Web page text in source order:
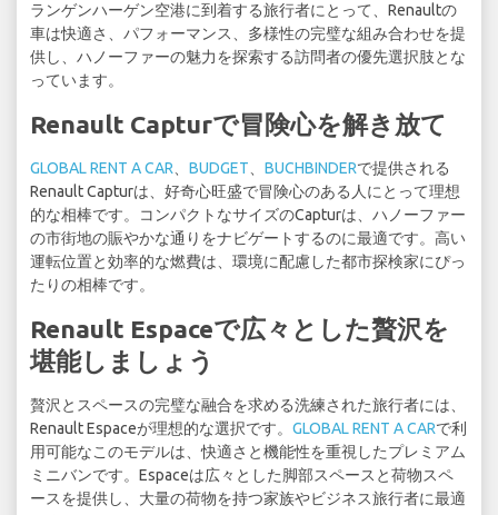
ランゲンハーゲン空港に到着する旅行者にとって、Renaultの
車は快適さ、パフォーマンス、多様性の完璧な組み合わせを提
供し、ハノーファーの魅力を探索する訪問者の優先選択肢とな
っています。
Renault Capturで冒険心を解き放て
GLOBAL RENT A CAR BUDGET BUCHBINDERで提供される
Renault Capturは、好奇心旺盛で冒険心のある人にとって理想
的な相棒です。コンパクトなサイズのCapturは、ハノーファー
の市街地の賑やかな通りをナビゲートするのに最適です。高い
運転位置と効率的な燃費は、環境に配慮した都市探検家にぴっ
たりの相棒です。
Renault Espaceで広々とした贅沢を
堪能しましょう
贅沢とスペースの完璧な融合を求める洗練された旅行者には、
Renault Espaceが理想的な選択です。 GLOBAL RENT A CARで利
用可能なこのモデルは、快適さと機能性を重視したプレミアム
ミニバンです。Espaceは広々とした脚部スペースと荷物スペ
ースを提供し、大量の荷物を持つ家族やビジネス旅行者に最適